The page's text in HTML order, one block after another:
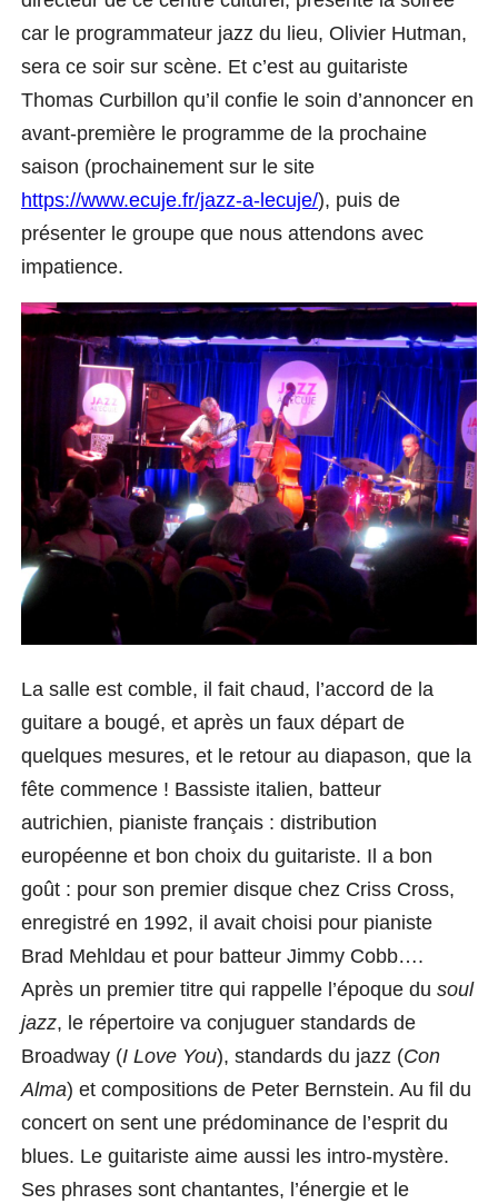
car le programmateur jazz du lieu, Olivier Hutman,
sera ce soir sur scène. Et c’est au guitariste
Thomas Curbillon qu’il confie le soin d’annoncer en
avant-première le programme de la prochaine
saison (prochainement sur le site
https://www.ecuje.fr/jazz-a-lecuje/), puis de
présenter le groupe que nous attendons avec
impatience.
La salle est comble, il fait chaud, l’accord de la
guitare a bougé, et après un faux départ de
quelques mesures, et le retour au diapason, que la
fête commence ! Bassiste italien, batteur
autrichien, pianiste français : distribution
européenne et bon choix du guitariste. Il a bon
goût : pour son premier disque chez Criss Cross,
enregistré en 1992, il avait choisi pour pianiste
Brad Mehldau et pour batteur Jimmy Cobb….
Après un premier titre qui rappelle l’époque du soul
jazz, le répertoire va conjuguer standards de
Broadway (I Love You), standards du jazz (Con
Alma) et compositions de Peter Bernstein. Au fil du
concert on sent une prédominance de l’esprit du
blues. Le guitariste aime aussi les intro-mystère.
Ses phrases sont chantantes, l’énergie et le